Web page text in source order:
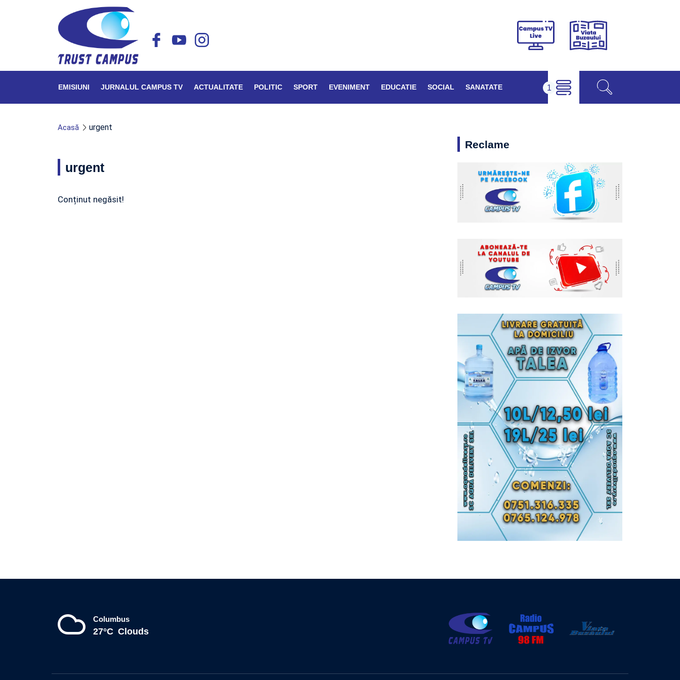
Campus
Viața
EMISIUNI JURNALUL CAMPUS TV ACTUALITATE POLITIC SPORT EVENIMENT EDUCATIE SOCIAL SANATATE
Acasă urgent
urgent
Conținut negăsit!
Reclame
Columbus
27°C Clouds